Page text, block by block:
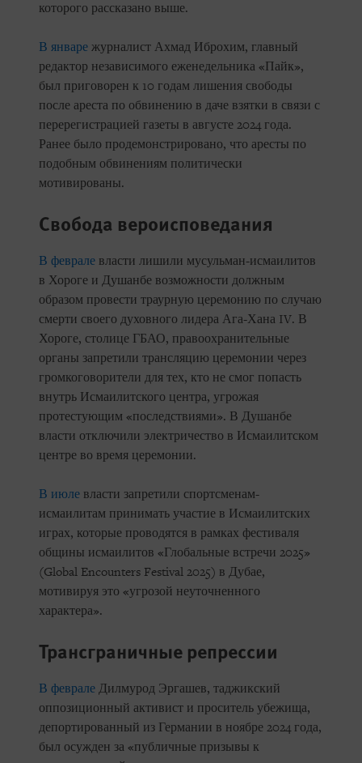
которого рассказано выше.
В январе журналист Ахмад Иброхим, главный
редактор независимого еженедельника «Пайк»,
был приговорен к 10 годам лишения свободы
после ареста по обвинению в даче взятки в связи с
перерегистрацией газеты в августе 2024 года.
Ранее было продемонстрировано, что аресты по
подобным обвинениям политически
мотивированы.
Свобода вероисповедания
В феврале власти лишили мусульман-исмаилитов
в Хороге и Душанбе возможности должным
образом провести траурную церемонию по случаю
смерти своего духовного лидера Ага-Хана IV. В
Хороге, столице ГБАО, правоохранительные
органы запретили трансляцию церемонии через
громкоговорители для тех, кто не смог попасть
внутрь Исмаилитского центра, угрожая
протестующим «последствиями». В Душанбе
власти отключили электричество в Исмаилитском
центре во время церемонии.
В июле власти запретили спортсменам-
исмаилитам принимать участие в Исмаилитских
играх, которые проводятся в рамках фестиваля
общины исмаилитов «Глобальные встречи 2025»
(Global Encounters Festival 2025) в Дубае,
мотивируя это «угрозой неуточненного
характера».
Трансграничные репрессии
В феврале Дилмурод Эргашев, таджикский
оппозиционный активист и проситель убежища,
депортированный из Германии в ноябре 2024 года,
был осужден за «публичные призывы к